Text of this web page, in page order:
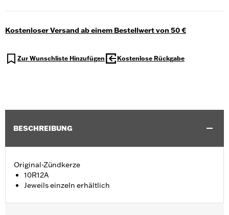
Kostenloser Versand ab einem Bestellwert von 50 €
Zur Wunschliste Hinzufügen Kostenlose Rückgabe
BESCHREIBUNG
Original-Zündkerze
10R12A
Jeweils einzeln erhältlich